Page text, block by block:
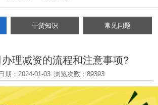
干货知识 常见问题
理减资的流程和注意事项?
期：2024-01-03 浏览次数：89393